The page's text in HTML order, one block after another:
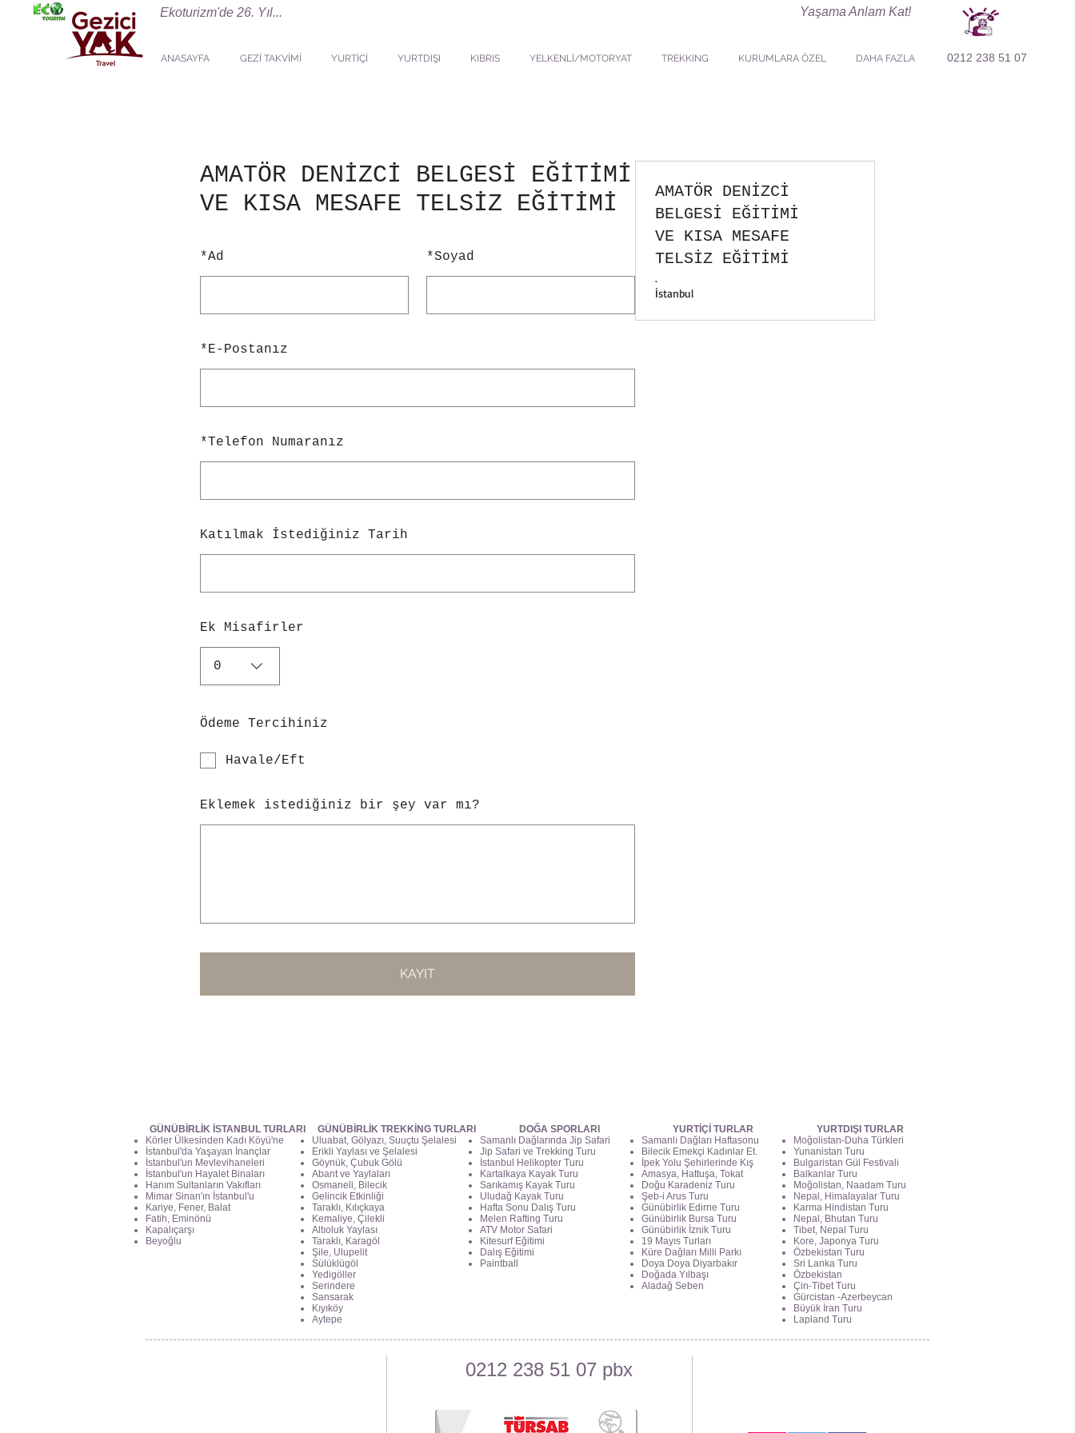
Ekoturizm'de 26. Yıl... Yaşama Anlam Kat!
ANASAYFA GEZİ TAKVİMİ YURTİÇİ YURTDIŞI KIBRIS YELKENLİ/MOTORYAT TREKKING KURUMLARA ÖZEL DAHA FAZLA 0212 238 51 07
AMATÖR DENİZCİ BELGESİ EĞİTİMİ
VE KISA MESAFE TELSİZ EĞİTİMİ
*Ad *Soyad
*E-Postanız
*Telefon Numaranız
Katılmak İstediğiniz Tarih
Ek Misafirler
0
Ödeme Tercihiniz
Havale/Eft
Eklemek istediğiniz bir şey var mı?
KAYIT
AMATÖR DENİZCİ
BELGESİ EĞİTİMİ
VE KISA MESAFE
TELSİZ EĞİTİMİ
.
İstanbul
GÜNÜBİRLİK İSTANBUL TURLARI
Körler Ülkesinden Kadı Köyü'ne
İstanbul'da Yaşayan İnançlar
İstanbul'un Mevlevihaneleri
İstanbul'un Hayalet Binaları
Hanım Sultanların Vakıfları
Mimar Sinan'ın İstanbul'u
Kariye, Fener, Balat
Fatih, Eminönü
Kapalıçarşı
Beyoğlu
GÜNÜBİRLİK TREKKİNG TURLARI
Uluabat, Gölyazı, Suuçtu Şelalesi
Erikli Yaylası ve Şelalesi
Göynük, Çubuk Gölü
Abant ve Yaylaları
Osmaneli, Bilecik
Gelincik Etkinliği
Taraklı, Kılıçkaya
Kemaliye, Çilekli
Altıoluk Yaylası
Taraklı, Karagöl
Şile, Ulupelit
Sülüklügöl
Yedigöller
Serindere
Sansarak
Kıyıköy
Aytepe
DOĞA SPORLARI
Samanlı Dağlarında Jip Safari
Jip Safari ve Trekking Turu
İstanbul Helikopter Turu
Kartalkaya Kayak Turu
Sarıkamış Kayak Turu
Uludağ Kayak Turu
Hafta Sonu Dalış Turu
Melen Rafting Turu
ATV Motor Safari
Kitesurf Eğitimi
Dalış Eğitimi
Paintball
YURTİÇİ TURLAR
Samanlı Dağları Haftasonu
Bilecik Emekçi Kadınlar Et.
İpek Yolu Şehirlerinde Kış
Amasya, Hattuşa, Tokat
Doğu Karadeniz Turu
Şeb-i Arus Turu
Günübirlik Edirne Turu
Günübirlik Bursa Turu
Günübirlik İznik Turu
19 Mayıs Turları
Küre Dağları Milli Parkı
Doya Doya Diyarbakır
Doğada Yılbaşı
Aladağ Seben
YURTDIŞI TURLAR
Moğolistan-Duha Türkleri
Yunanistan Turu
Bulgaristan Gül Festivali
Balkanlar Turu
Moğolistan, Naadam Turu
Nepal, Himalayalar Turu
Karma Hindistan Turu
Nepal, Bhutan Turu
Tibet, Nepal Turu
Kore, Japonya Turu
Özbekistan Turu
Sri Lanka Turu
Özbekistan
Çin-Tibet Turu
Gürcistan -Azerbeycan
Büyük İran Turu
Lapland Turu
0212 238 51 07 pbx